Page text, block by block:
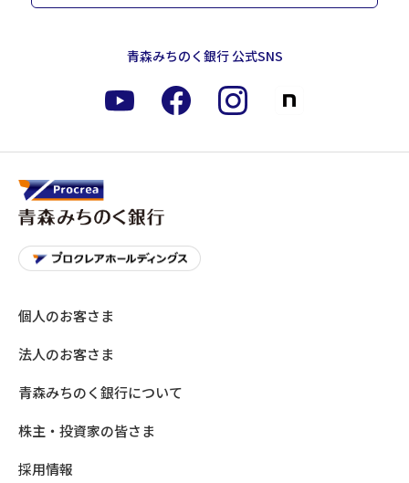
青森みちのく銀行 公式SNS
個人のお客さま
法人のお客さま
青森みちのく銀行について
株主・投資家の皆さま
採用情報